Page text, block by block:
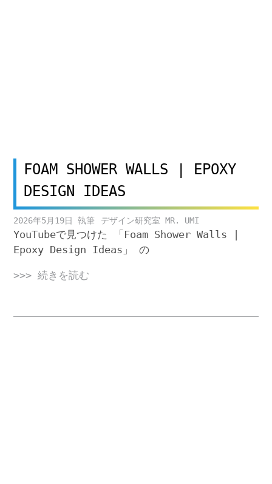
FOAM SHOWER WALLS | EPOXY
DESIGN IDEAS
2026年5月19日 デザイン研究室 MR. UMI
YouTubeで見つけた 「Foam Shower Walls |
Epoxy Design Ideas」 の
>>> 続きを読む